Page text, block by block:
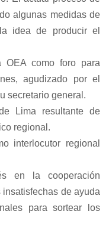
algunas medidas de
idea de producir el
OEA como foro para
agudizado por el
secretario general.
Lima resultante de
regional.
interlocutor regional
en la cooperación
de ayuda
para sortear los